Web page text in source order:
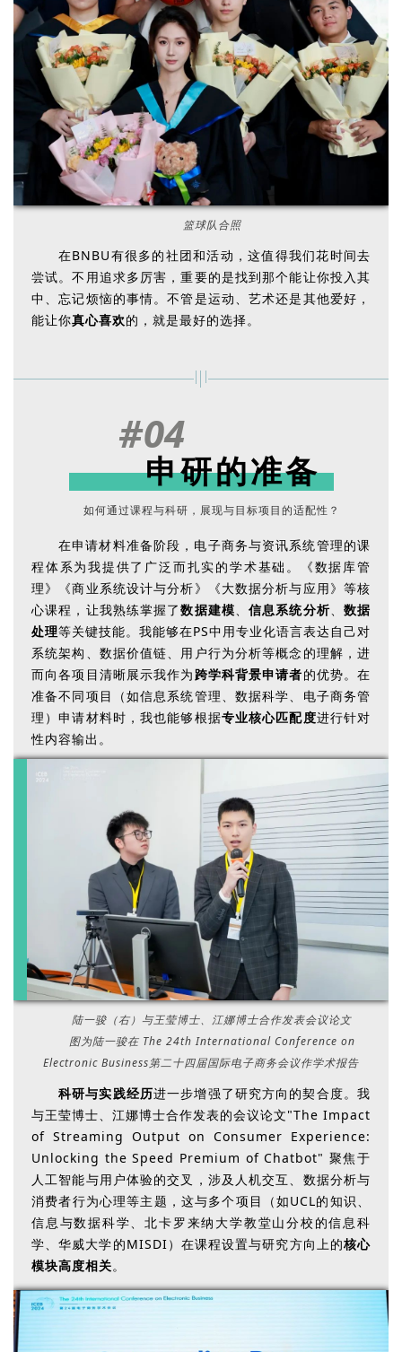
篮球队合照
在BNBU有很多的社团和活动，这值得我们花时间去
尝试。不用追求多厉害，重要的是找到那个能让你投入其
中、忘记烦恼的事情。不管是运动、艺术还是其他爱好，
能让你真心喜欢的，就是最好的选择。
#04
申研的准备
如何通过课程与科研，展现与目标项目的适配性？
在申请材料准备阶段，电子商务与资讯系统管理的课
程体系为我提供了广泛而扎实的学术基础。《数据库管
理》《商业系统设计与分析》《大数据分析与应用》等核
心课程，让我熟练掌握了数据建模、 信息系统分析、 数据
处理等关键技能。我能够在PS中用专业化语言表达自己对
系统架构、数据价值链、用户行为分析等概念的理解，进
而向各项目清晰展示我作为跨学科背景申请者的优势。在
准备不同项目（如信息系统管理、数据科学、电子商务管
理）申请材料时，我也能够根据专业核心匹配度进行针对
性内容输出。
陆一骏（右）与王莹博士、江娜博士合作发表会议论文
图为陆一骏在 The 24th International Conference on
Electronic Business第二十四届国际电子商务会议作学术报告
科研与实践经历进一步增强了研究方向的契合度。我
与王莹博士、江娜博士合作发表的会议论文"The Impact
of Streaming Output on Consumer Experience:
Unlocking the Speed Premium of Chatbot" 聚焦于
人工智能与用户体验的交叉，涉及人机交互、数据分析与
消费者行为心理等主题，这与多个项目（如UCL的知识、
信息与数据科学、北卡罗来纳大学教堂山分校的信息科
学、华威大学的MISDI）在课程设置与研究方向上的核心
模块高度相关。